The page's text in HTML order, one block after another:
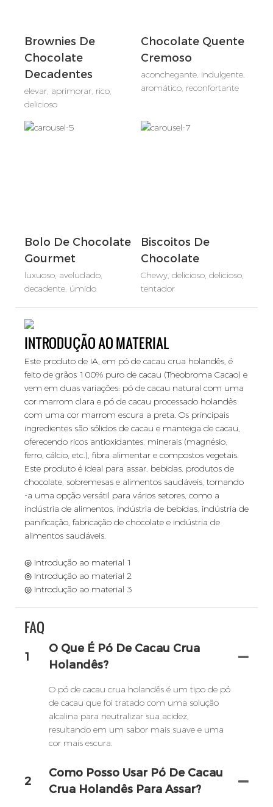
Brownies De
Chocolate
Decadentes
elevar, aprimorar, rico,
delicioso
Chocolate Quente
Cremoso
aconchegante, indulgente,
aromático, reconfortante
Bolo De Chocolate
Gourmet
luxuoso, aveludado,
decadente, úmido
Biscoitos De
Chocolate
Chewy, delicioso, delicioso,
tentador
INTRODUÇÃO AO MATERIAL
Este produto de IA, em pó de cacau crua holandês, é
feito de grãos 100% puro de cacau (Theobroma Cacao) e
vem em duas variações: pó de cacau natural com uma
cor marrom clara e pó de cacau processado holandês
com uma cor marrom escura a preta. Os principais
ingredientes são sólidos de cacau e manteiga de cacau,
oferecendo ricos antioxidantes, minerais (magnésio,
ferro, cálcio, etc.), fibra alimentar e compostos vegetais.
Este produto é ideal para assar, bebidas, produtos de
chocolate, sobremesas e alimentos saudáveis, tornando
-a uma opção versátil para vários setores, como a
indústria de alimentos, indústria de bebidas, indústria de
panificação, fabricação de chocolate e indústria de
alimentos saudáveis.
◎ Introdução ao material 1
◎ Introdução ao material 2
◎ Introdução ao material 3
FAQ
1
O Que É Pó De Cacau Crua
Holandês?
O pó de cacau crua holandês é um tipo de pó
de cacau que foi tratado com uma solução
alcalina para neutralizar sua acidez,
resultando em um sabor mais suave e uma
cor mais escura.
2
Como Posso Usar Pó De Cacau
Crua Holandês Para Assar?